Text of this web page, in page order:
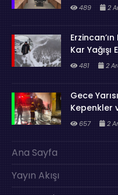
489 2
Kar Yağışı
481 2
Gece
Kepenkler
657 2
Ana Sayfa
Yayın Akışı